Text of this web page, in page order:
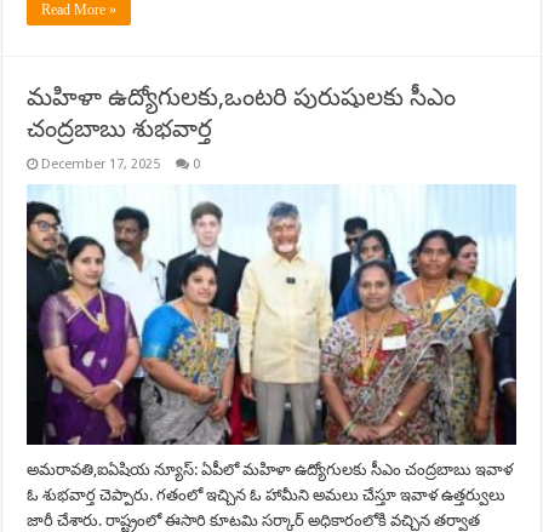
Read More »
మహిళా ఉద్యోగులకు,ఒంటరి పురుషులకు సీఎం
చంద్రబాబు శుభవార్త
December 17, 2025 0
అమరావతి,ఐఏషియ న్యూస్: ఏపీలో మహిళా ఉద్యోగులకు సీఎం చంద్రబాబు ఇవాళ
ఓ శుభవార్త చెప్పారు. గతంలో ఇచ్చిన ఓ హామీని అమలు చేస్తూ ఇవాళ ఉత్తర్వులు
జారీ చేశారు. రాష్ట్రంలో ఈసారి కూటమి సర్కార్ అధికారంలోకి వచ్చిన తర్వాత